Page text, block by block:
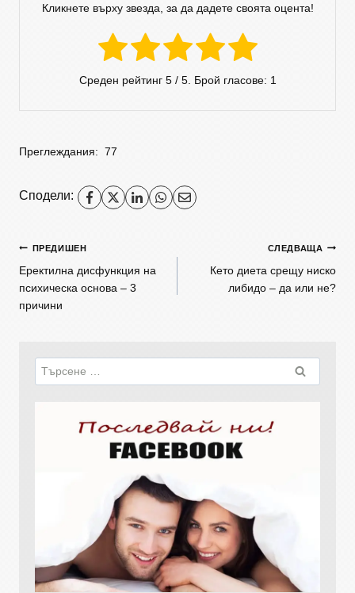
Кликнете върху звезда, за да дадете своята оцента!
Среден рейтинг 5/ 5. Брой гласове: 1
Преглеждания: 77
Сподели:
ПРЕДИШЕН
Еректилна дисфункция на
психическа основа – 3
причини
СЛЕДВАЩА
Кето диета срещу ниско
либидо – да или не?